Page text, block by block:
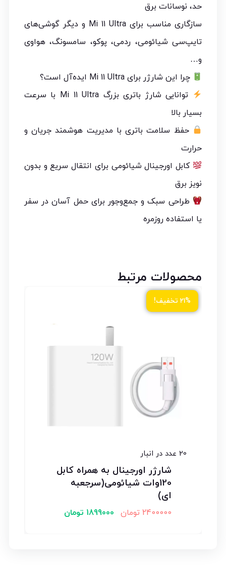
حد، نوسانات برق
سازگاری مناسب برای Mi 11 Ultra و دیگر گوشی‌های
تایپ‌سی شیائومی، ردمی، پوکو، سامسونگ، هواوی
و…
چرا این شارژر برای Mi 11 Ultra ایده‌آل است؟
توانایی شارژ باتری بزرگ Mi 11 Ultra با سرعت
بسیار بالا
حفظ سلامت باتری با مدیریت هوشمند جریان و
حرارت
کابل اورجینال شیائومی برای انتقال سریع و بدون
نویز برق
طراحی سبک و جمع‌وجور برای حمل آسان در سفر
یا استفاده روزمره
محصولات مرتبط
۲۱% تخفیف!
20 عدد در انبار
شارژر اورجینال به همراه کابل
120وات شیائومی(سرجعبه
ای)
2400000 تومان 1899000 تومان